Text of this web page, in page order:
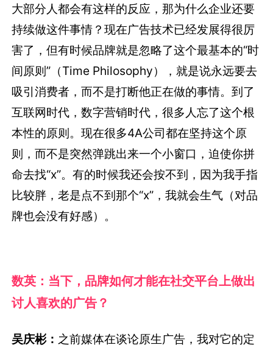
大部分人都会有这样的反应，那为什么企业还要
持续做这件事情？现在广告技术已经发展得很厉
害了，但有时候品牌就是忽略了这个最基本的“时
间原则”（Time Philosophy），就是说永远要去
吸引消费者，而不是打断他正在做的事情。到了
互联网时代，数字营销时代，很多人忘了这个根
本性的原则。现在很多4A公司都在坚持这个原
则，而不是突然弹跳出来一个小窗口，迫使你拼
命去找“x”。有的时候我还会按不到，因为我手指
比较胖，老是点不到那个“x”，我就会生气（对品
牌也会没有好感）。
数英：当下，品牌如何才能在社交平台上做出
讨人喜欢的广告？
吴庆彬： 之前媒体在谈论原生广告，我对它的定